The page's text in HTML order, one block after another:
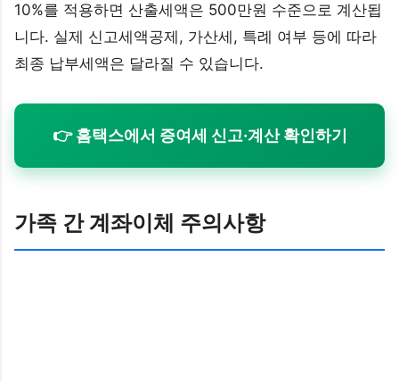
10%를 적용하면 산출세액은 500만원 수준으로 계산됩
니다. 실제 신고세액공제, 가산세, 특례 여부 등에 따라
최종 납부세액은 달라질 수 있습니다.
👉 홈택스에서 증여세 신고·계산 확인하기
가족 간 계좌이체 주의사항